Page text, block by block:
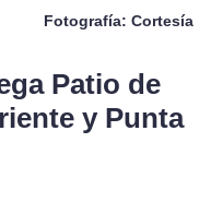
Fotografía: Cortesía
Patio de
y Punta